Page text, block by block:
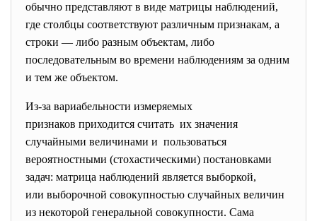
обычно представляют в виде матрицы наблюдений,
где столбцы соответствуют различным признакам, а
строки — либо разным объектам, либо
последовательным во времени наблюдениям за одним
и тем же объектом.
Из-за вариабельности измеряемых
признаков приходится считать их значения
случайными величинами и пользоваться
вероятностными (стохастическими) постановками
задач: матрица наблюдений является выборкой,
или выборочной совокупностью случайных величин
из некоторой генеральной совокупности. Сама